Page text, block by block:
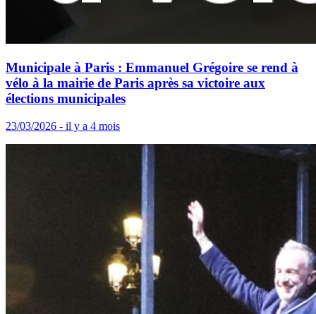
Municipale à Paris : Emmanuel Grégoire se rend à
vélo à la mairie de Paris après sa victoire aux
élections municipales
23/03/2026 - il y a 4 mois